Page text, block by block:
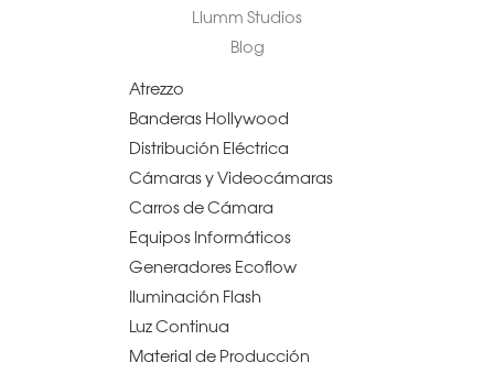
Llumm Studios
Blog
Atrezzo
Banderas Hollywood
Distribución Eléctrica
Cámaras y Videocámaras
Carros de Cámara
Equipos Informáticos
Generadores Ecoflow
Iluminación Flash
Luz Continua
Material de Producción